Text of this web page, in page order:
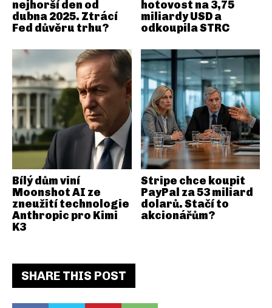
SHARE THIS POST
nejhorší den od
dubna 2025. Ztrácí
Fed důvěru trhu?
hotovost na 3,75
miliardy USD a
odkoupila STRC
Bílý dům viní
Moonshot AI ze
zneužití technologie
Anthropic pro Kimi
K3
Stripe chce koupit
PayPal za 53 miliard
dolarů. Stačí to
akcionářům?